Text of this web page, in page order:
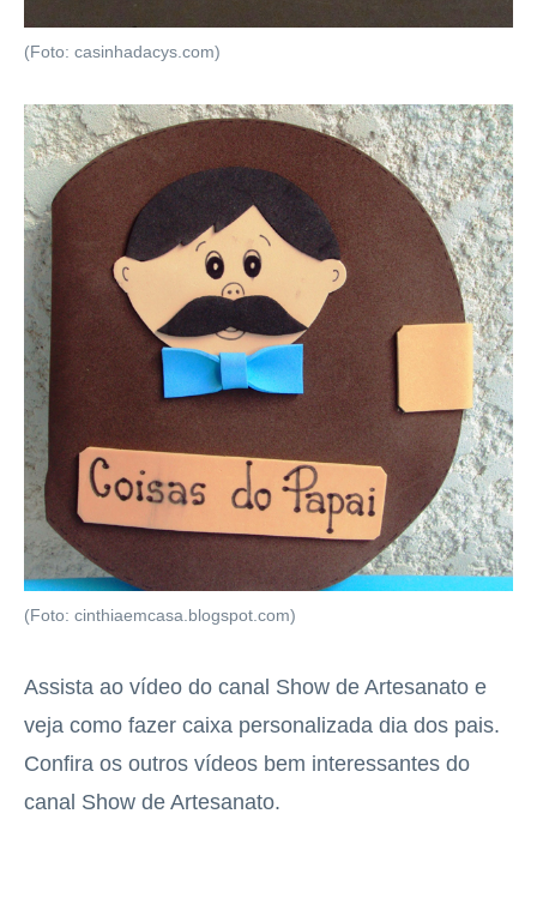
(Foto: casinhadacys.com)
(Foto: cinthiaemcasa.blogspot.com)
Assista ao vídeo do canal Show de Artesanato e
veja como fazer caixa personalizada dia dos pais.
Confira os outros vídeos bem interessantes do
canal Show de Artesanato.